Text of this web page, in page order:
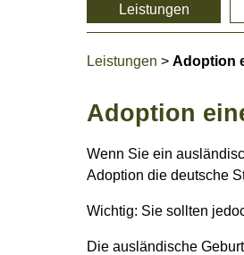
Leistungen
Leistungen > Adoption
Adoption
Wenn Sie ein
Adoption die deutsche
Wichtig: Sie sollten
Die ausländische